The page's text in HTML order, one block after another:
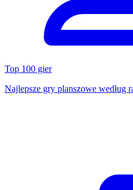
Top 100 gier
Najlepsze gry planszowe według